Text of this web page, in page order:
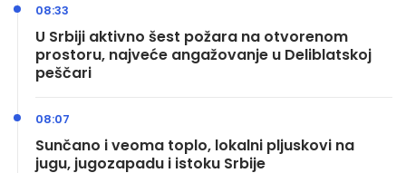
U Srbiji aktivno šest požara na otvorenom
prostoru, najveće angažovanje u Deliblatskoj
peščari
08:33
Sunčano i veoma toplo, lokalni pljuskovi na
jugu, jugozapadu i istoku Srbije
08:07